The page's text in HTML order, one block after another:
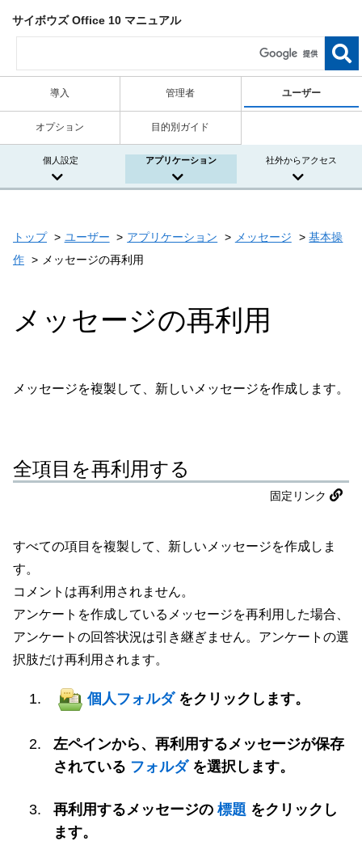
サイボウズ Office 10 マニュアル
導入 管理者 ユーザー
オプション 目的別ガイド
個人設定 アプリケーション 社外からアクセス
トップ ユーザー アプリケーション メッセージ
基本操
作
メッセージの再利用
メッセージの再利用
メッセージを複製して、新しいメッセージを作成します。
全項目を再利用する
固定リンク
すべての項目を複製して、新しいメッセージを作成しま
す。
コメントは再利用されません。
アンケートを作成しているメッセージを再利用した場合、
アンケートの回答状況は引き継ぎません。アンケートの選
択肢だけ再利用されます。
個人フォルダ をクリックします。
左ペインから、再利用するメッセージが保存
されている フォルダ を選択します。
再利用するメッセージの 標題 をクリックし
ます。